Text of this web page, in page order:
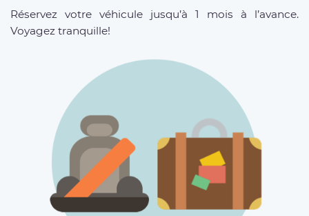
Réservez votre véhicule jusqu’à 1 mois à l’avance.
Voyagez tranquille!